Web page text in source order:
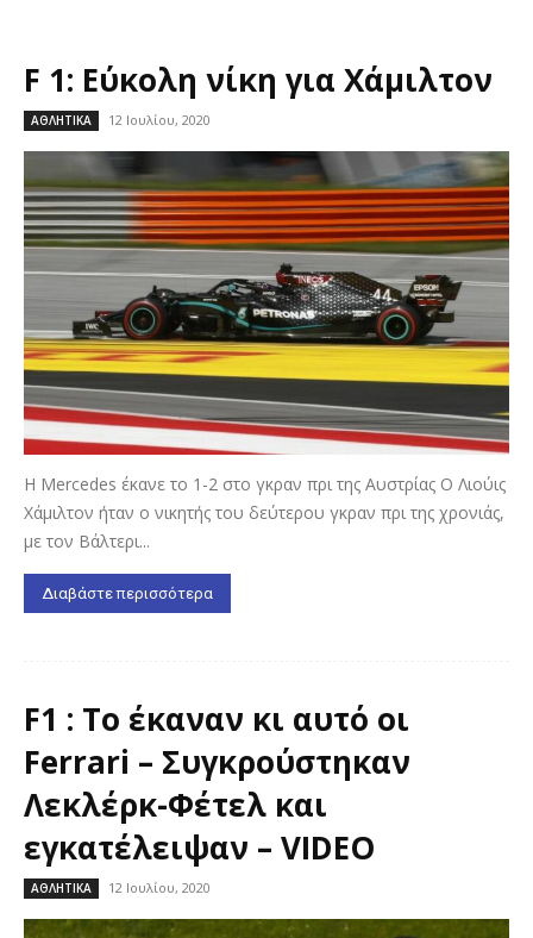
F 1: Εύκολη νίκη για Χάμιλτον
ΑΘΛΗΤΙΚΑ 12 Ιουλίου, 2020
Η Mercedes έκανε το 1-2 στο γκραν πρι της Αυστρίας Ο Λιούις
Χάμιλτον ήταν ο νικητής του δεύτερου γκραν πρι της χρονιάς,
με τον Βάλτερι...
Διαβάστε περισσότερα
F1 : Το έκαναν κι αυτό οι
Ferrari – Συγκρούστηκαν
Λεκλέρκ-Φέτελ και
εγκατέλειψαν – VIDEO
ΑΘΛΗΤΙΚΑ 12 Ιουλίου, 2020